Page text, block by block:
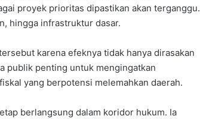
proyek prioritas dipastikan akan terganggu.
hingga infrastruktur dasar.
karena efeknya tidak hanya dirasakan
publik penting untuk mengingatkan
yang berpotensi melemahkan daerah.
berlangsung dalam koridor hukum. Ia